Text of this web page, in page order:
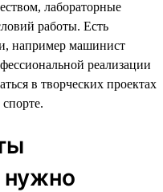
лабораторные
работы. Есть
например машинист
реализации
в творческих проектах
нужно